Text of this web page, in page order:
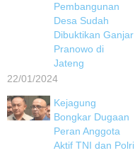
Pembangunan
Desa Sudah
Dibuktikan Ganjar
Pranowo di
Jateng
22/01/2024
Kejagung
Bongkar Dugaan
Peran Anggota
Aktif TNI dan Polri